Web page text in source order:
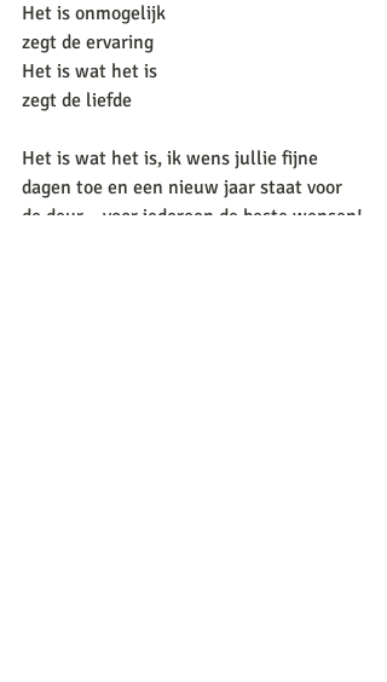
Het is onmogelijk
zegt de ervaring
Het is wat het is
zegt de liefde
Het is wat het is, ik wens jullie fijne
dagen toe en een nieuw jaar staat voor
de deur…voor iedereen de beste wensen!